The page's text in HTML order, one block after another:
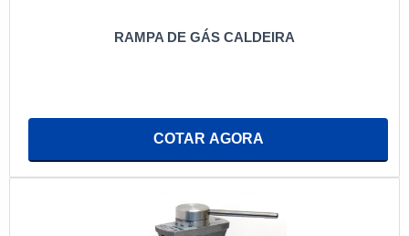
RAMPA DE GÁS CALDEIRA
COTAR AGORA